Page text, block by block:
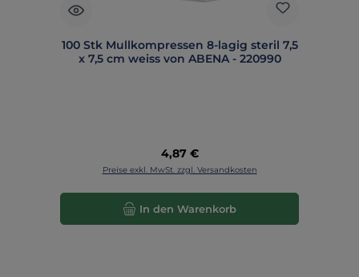
100 Stk Mullkompressen 8-lagig steril 7,5
x 7,5 cm weiss von ABENA - 220990
Regulärer Preis:
4,87 €
Preise exkl. MwSt. zzgl. Versandkosten
In den Warenkorb